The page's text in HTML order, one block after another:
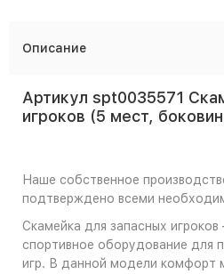
Описание
Артикул spt0035571
игроков (5 мест,
Наше собственное
подтверждено всеми
Скамейка для запасных
спортивное оборудование для
игр. В данной модели комфорт